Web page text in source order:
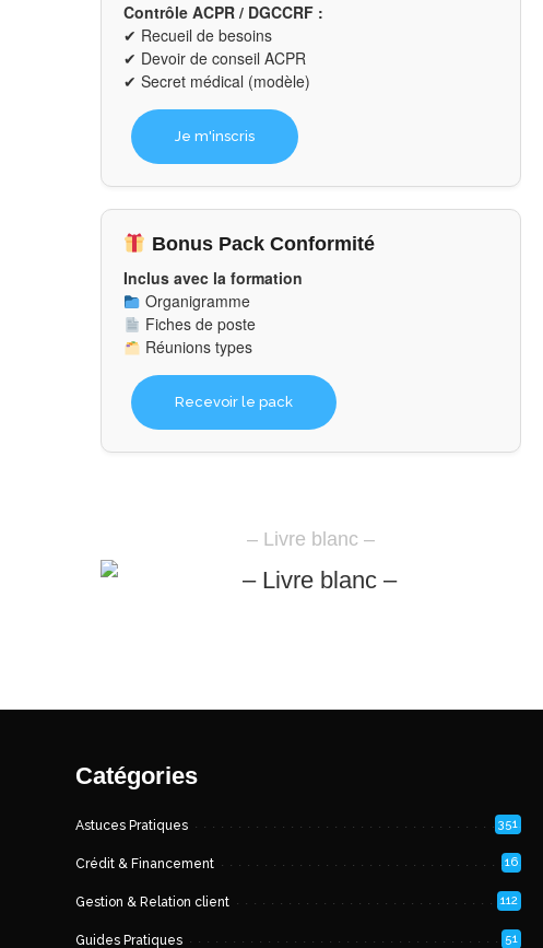
Contrôle ACPR / DGCCRF :
✔ Recueil de besoins
✔ Devoir de conseil ACPR
✔ Secret médical (modèle)
Je m'inscris
Bonus Pack Conformité
Inclus avec la formation
Organigramme
Fiches de poste
Réunions types
Recevoir le pack
– Livre blanc –
Catégories
Astuces Pratiques 351
Crédit & Financement 16
Gestion & Relation client 112
Guides Pratiques 51